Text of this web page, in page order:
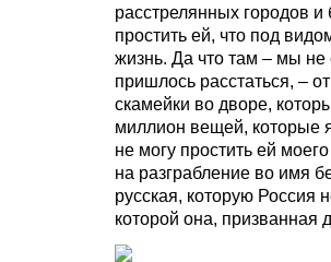
расстрелянных городов
простить ей, что под
жизнь. Да что там – мы
пришлось расстаться, –
скамейки во дворе,
миллион вещей, которые
не могу простить ей
на разграбление во имя
русская, которую Россия
которой она, призванная